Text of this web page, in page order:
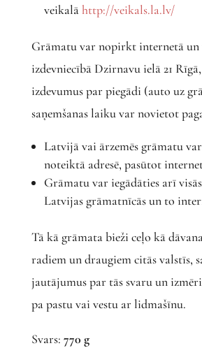
veikalāhttp://veikals.la.lv/
Grāmatu var nopirkt internetā un
izdevniecībā Dzirnavu ielā 21
izdevumus par piegādi (auto uz
saņemšanas laiku var novietot
Latvijā vai ārzemēs grāmatu
noteiktā adresē, pasūtot
Grāmatu var iegādāties arī
Latvijas grāmatnīcās un to
Tā kā grāmata bieži ceļo kā
radiem un draugiem citās valstīs,
jautājumus par tās svaru un
pa pastu vai vestu ar lidmašīnu.
Svars: 770 g